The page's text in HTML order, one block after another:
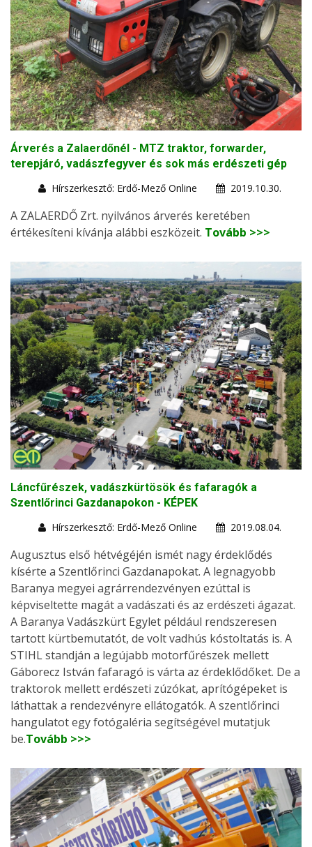
Árverés a Zalaerdőnél - MTZ traktor, forwarder,
terepjáró, vadászfegyver és sok más erdészeti gép
Hírszerkesztő: Erdő-Mező Online
2019.10.30.
A ZALAERDŐ Zrt. nyilvános árverés keretében
értékesíteni kívánja alábbi eszközeit. Tovább >>>
Láncfűrészek, vadászkürtösök és fafaragók a
Szentlőrinci Gazdanapokon - KÉPEK
Hírszerkesztő: Erdő-Mező Online
2019.08.04.
Augusztus első hétvégéjén ismét nagy érdeklődés
kísérte a Szentlőrinci Gazdanapokat. A legnagyobb
Baranya megyei agrárrendezvényen ezúttal is
képviseltette magát a vadászati és az erdészeti ágazat.
A Baranya Vadászkürt Egylet például rendszeresen
tartott kürtbemutatót, de volt vadhús kóstoltatás is. A
STIHL standján a legújabb motorfűrészek mellett
Gáborecz István fafaragó is várta az érdeklődőket. De a
traktorok mellett erdészeti zúzókat, aprítógépeket is
láthattak a rendezvényre ellátogatók. A szentlőrinci
hangulatot egy fotógaléria segítségével mutatjuk
be.Tovább >>>